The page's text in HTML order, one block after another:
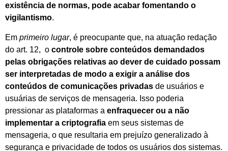
existência de normas, pode acabar fomentando o
vigilantismo.
Em primeiro lugar, é preocupante que, na atuação redação
do art. 12, o controle sobre conteúdos demandados
pelas obrigações relativas ao dever de cuidado possam
ser interpretadas de modo a exigir a análise dos
conteúdos de comunicações privadas de usuários e
usuárias de serviços de mensageria. Isso poderia
pressionar as plataformas a enfraquecer ou a não
implementar a criptografia em seus sistemas de
mensageria, o que resultaria em prejuízo generalizado à
segurança e privacidade de todos os usuários dos sistemas.